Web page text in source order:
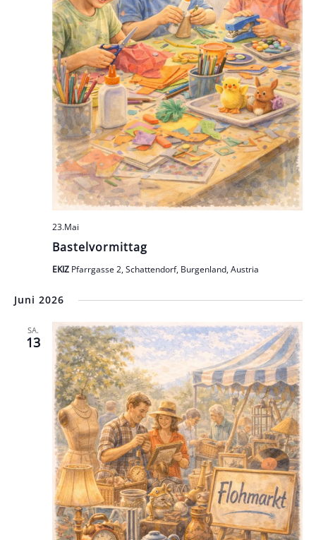
Bastelvormittag
23.Mai
EKIZ Pfarrgasse 2, Schattendorf, Burgenland, Austria
Juni 2026
SA.
13